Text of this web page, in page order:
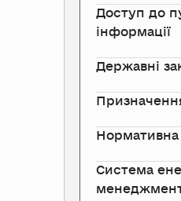
Доступ до
інформації
Державні
Нормативна
Система